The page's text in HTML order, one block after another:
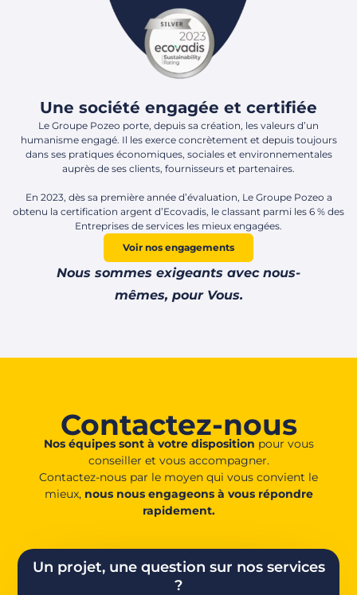
Une société engagée et certifiée
Le Groupe Pozeo porte, depuis sa création, les valeurs d’un
humanisme engagé. Il les exerce concrètement et depuis toujours
dans ses pratiques économiques, sociales et environnementales
auprès de ses clients, fournisseurs et partenaires.
En 2023, dès sa première année d’évaluation, Le Groupe Pozeo a
obtenu la certification argent d’Ecovadis, le classant parmi les 6 % des
Entreprises de services les mieux engagées.
Voir nos engagements
Nous sommes exigeants avec nous-
mêmes, pour Vous.
Contactez-nous
Nos équipes sont à votre disposition pour vous
conseiller et vous accompagner.
Contactez-nous par le moyen qui vous convient le
mieux, nous nous engageons à vous répondre
rapidement.
Un projet, une question sur nos services
?